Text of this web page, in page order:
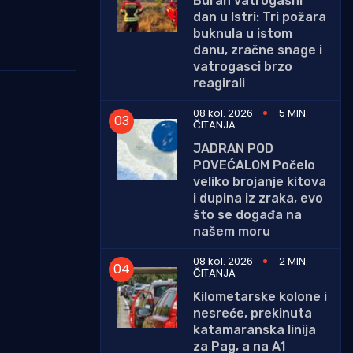
dan u Istri: Tri požara
buknula u istom
danu, zračne snage i
vatrogasci brzo
reagirali
08 kol. 2026
5 MIN.
ČITANJA
JADRAN POD
POVEĆALOM Počelo
veliko brojanje kitova
i dupina iz zraka, evo
što se događa na
našem moru
08 kol. 2026
2 MIN.
ČITANJA
Kilometarske kolone i
nesreće, prekinuta
katamaranska linija
za Pag, a na A1